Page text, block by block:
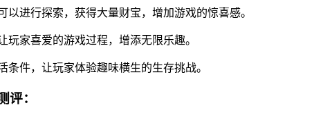
以进行探索，获得大量财宝，增加游戏的惊喜感。
家喜爱的游戏过程，增添无限乐趣。
件，让玩家体验趣味横生的生存挑战。
评：